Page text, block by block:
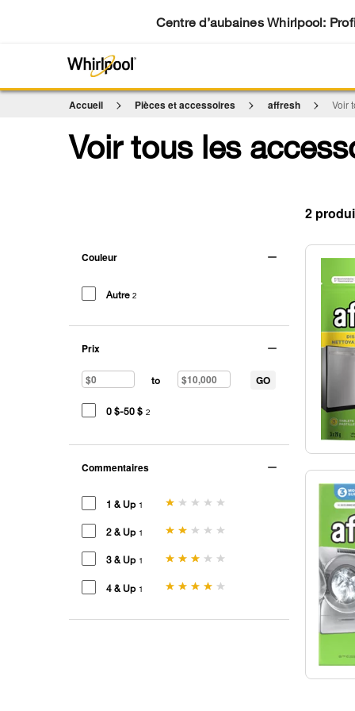
Centre d’aubaines Whirlpool:
Accueil Pièces et accessoires affresh Voir
Voir tous les
Couleur
Autre 2
Prix
to GO
0 $-50 $ 2
Commentaires
1 & Up 1
2 & Up 1
3 & Up 1
4 & Up 1
2